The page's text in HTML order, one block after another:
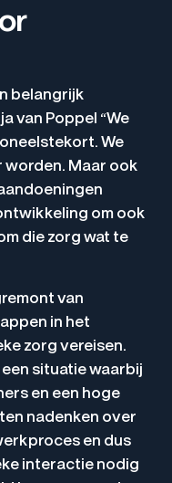
belangrijk
van Poppel “We
We
worden. Maar ook
om ook
die zorg wat te
van
in het
zorg vereisen.
situatie waarbij
en een hoge
nadenken over
en dus
interactie nodig